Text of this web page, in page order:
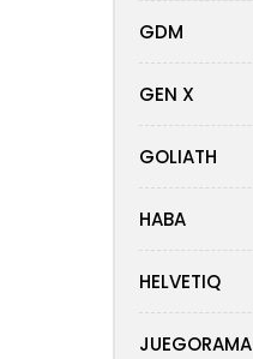
GDM
GEN X
GOLIATH
HABA
HELVETIQ
JUEGORAMA